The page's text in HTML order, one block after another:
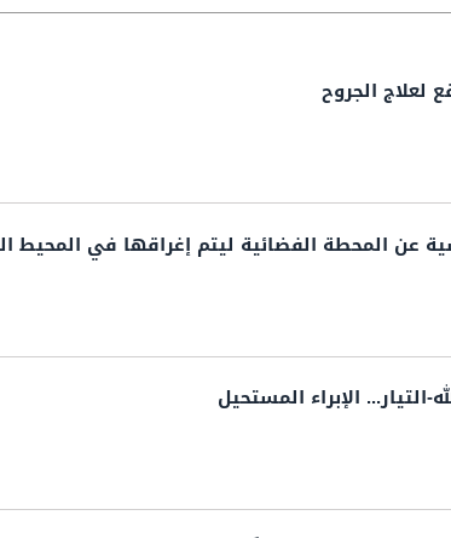
لعلاج الجروح
عن المحطة الفضائية ليتم إغراقها في المحيط
الإبراء المستحيل